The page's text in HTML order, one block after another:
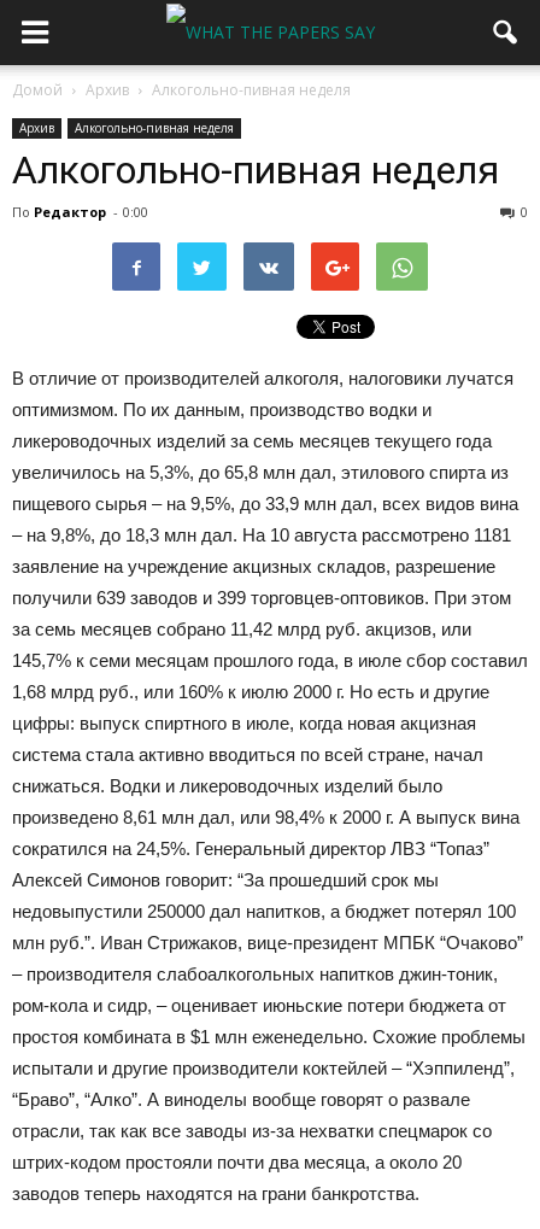
Домой Архив Алкогольно-пивная неделя
Архив Алкогольно-пивная неделя
Алкогольно-пивная неделя
По Редактор - 0:00 0
В отличие от производителей алкоголя, налоговики лучатся
оптимизмом. По их данным, производство водки и
ликероводочных изделий за семь месяцев текущего года
увеличилось на 5,3%, до 65,8 млн дал, этилового спирта из
пищевого сырья – на 9,5%, до 33,9 млн дал, всех видов вина
– на 9,8%, до 18,3 млн дал. На 10 августа рассмотрено 1181
заявление на учреждение акцизных складов, разрешение
получили 639 заводов и 399 торговцев-оптовиков. При этом
за семь месяцев собрано 11,42 млрд руб. акцизов, или
145,7% к семи месяцам прошлого года, в июле сбор составил
1,68 млрд руб., или 160% к июлю 2000 г. Но есть и другие
цифры: выпуск спиртного в июле, когда новая акцизная
система стала активно вводиться по всей стране, начал
снижаться. Водки и ликероводочных изделий было
произведено 8,61 млн дал, или 98,4% к 2000 г. А выпуск вина
сократился на 24,5%. Генеральный директор ЛВЗ “Топаз”
Алексей Симонов говорит: “За прошедший срок мы
недовыпустили 250000 дал напитков, а бюджет потерял 100
млн руб.”. Иван Стрижаков, вице-президент МПБК “Очаково”
– производителя слабоалкогольных напитков джин-тоник,
ром-кола и сидр, – оценивает июньские потери бюджета от
простоя комбината в $1 млн еженедельно. Схожие проблемы
испытали и другие производители коктейлей – “Хэппиленд”,
“Браво”, “Алко”. А виноделы вообще говорят о развале
отрасли, так как все заводы из-за нехватки спецмарок со
штрих-кодом простояли почти два месяца, а около 20
заводов теперь находятся на грани банкротства.